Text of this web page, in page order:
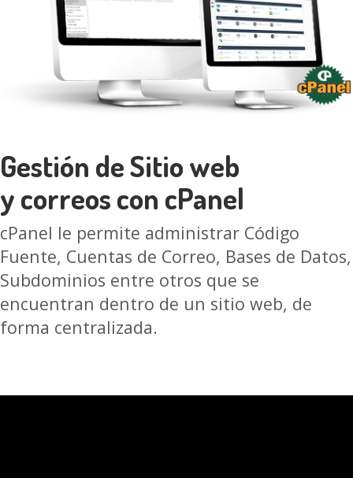
Gestión de Sitio web
y correos con cPanel
cPanel le permite administrar Código
Fuente, Cuentas de Correo, Bases de Datos,
Subdominios entre otros que se
encuentran dentro de un sitio web, de
forma centralizada.